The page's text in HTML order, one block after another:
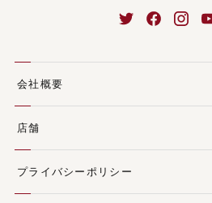
会社概要
店舗
プライバシーポリシー